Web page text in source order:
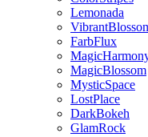
Lemonada
FarbFlux
MagicBlossom
MysticSpace
LostPlace
DarkBokeh
GlamRock